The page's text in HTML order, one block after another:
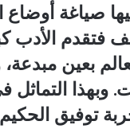
صياغة
فتقدم الأدب
بعين
وبهذا التماثل
توفيق